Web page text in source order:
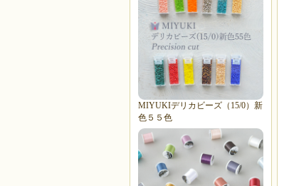
MIYUKIデリカビーズ（15/0）新
色５５色